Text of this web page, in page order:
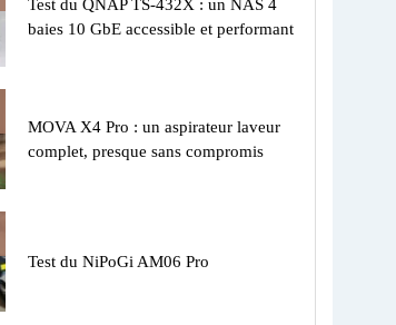
Test du QNAP TS-432X : un NAS 4
baies 10 GbE accessible et performant
MOVA X4 Pro : un aspirateur laveur
complet, presque sans compromis
Test du NiPoGi AM06 Pro